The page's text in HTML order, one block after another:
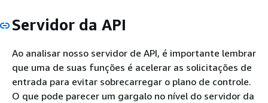
Servidor da API
Ao analisar nosso servidor de API, é importante lembrar
que uma de suas funções é acelerar as solicitações de
entrada para evitar sobrecarregar o plano de controle.
O que pode parecer um gargalo no nível do servidor da